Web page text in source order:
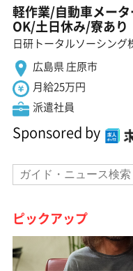
軽作業/自動車メー
OK/土日休み/寮あり
日研トータルソーシング
広島県 庄原市
月給25万円
派遣社員
Sponsored by
ピックアップ